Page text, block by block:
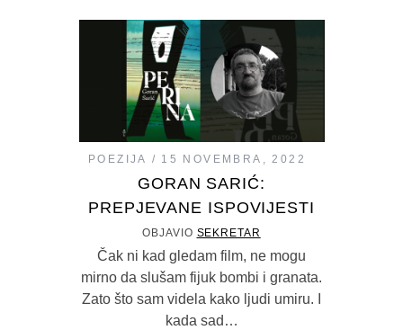
POEZIJA 15 NOVEMBRA, 2022
GORAN SARIĆ:
PREPJEVANE ISPOVIJESTI
OBJAVIO SEKRETAR
Čak ni kad gledam film, ne mogu
mirno da slušam fijuk bombi i granata.
Zato što sam videla kako ljudi umiru. I
kada sad…